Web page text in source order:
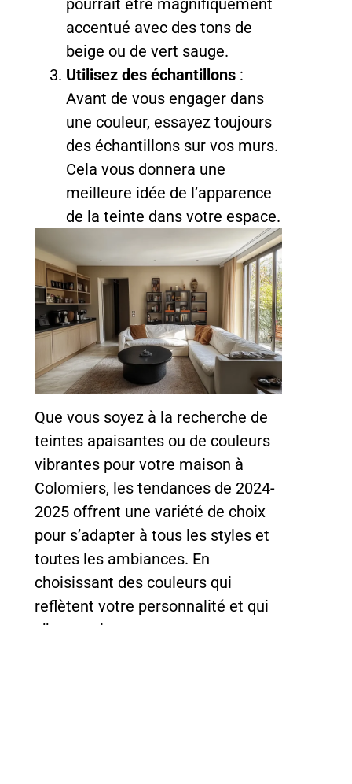
pourrait être magnifiquement
accentué avec des tons de
beige ou de vert sauge.
Utilisez des échantillons:
Avant de vous engager dans
une couleur, essayez toujours
des échantillons sur vos murs.
Cela vous donnera une
meilleure idée de l’apparence
de la teinte dans votre espace.
Que vous soyez à la recherche de
teintes apaisantes ou de couleurs
vibrantes pour votre maison à
Colomiers, les tendances de 2024-
2025 offrent une variété de choix
pour s’adapter à tous les styles et
toutes les ambiances. En
choisissant des couleurs qui
reflètent votre personnalité et qui
s’harmonisent avec votre